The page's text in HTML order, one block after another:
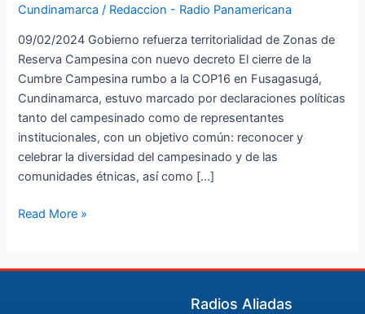
Cundinamarca / Redaccion - Radio Panamericana
09/02/2024 Gobierno refuerza territorialidad de Zonas de
Reserva Campesina con nuevo decreto El cierre de la
Cumbre Campesina rumbo a la COP16 en Fusagasugá,
Cundinamarca, estuvo marcado por declaraciones políticas
tanto del campesinado como de representantes
institucionales, con un objetivo común: reconocer y
celebrar la diversidad del campesinado y de las
comunidades étnicas, así como […]
Read More »
Radios Aliadas